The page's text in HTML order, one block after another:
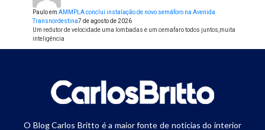
Pauloem AMMPLA conclui instalação de novo semáforo na Avenida
Transnordestina7 de agosto de 2026
Um redutor de velocidade uma lombadas e um cemafaro todos juntos,muita
inteligência
O Blog Carlos Britto é a maior fonte de notícias do interior